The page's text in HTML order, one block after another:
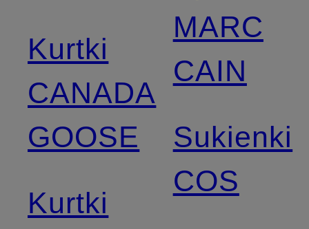
Kurtki
CANADA
GOOSE
Kurtki
MARC
CAIN
Sukienki
COS